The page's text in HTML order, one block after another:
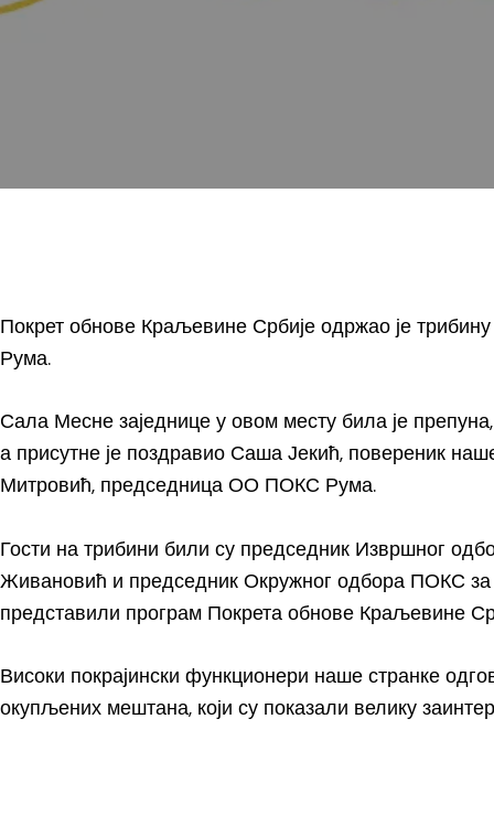
Покрет обнове Краљевине Србије одржао је
Рума.
Сала Месне заједнице у овом месту била је препуна,
а присутне је поздравио Саша Јекић, повереник
Митровић, председница ОО ПОКС Рума.
Гости на трибини били су председник Извршног
Живановић и председник Окружног одбора ПОКС за
представили програм Покрета обнове Краљевине
Високи покрајински функционери наше странке
окупљених мештана, који су показали велику